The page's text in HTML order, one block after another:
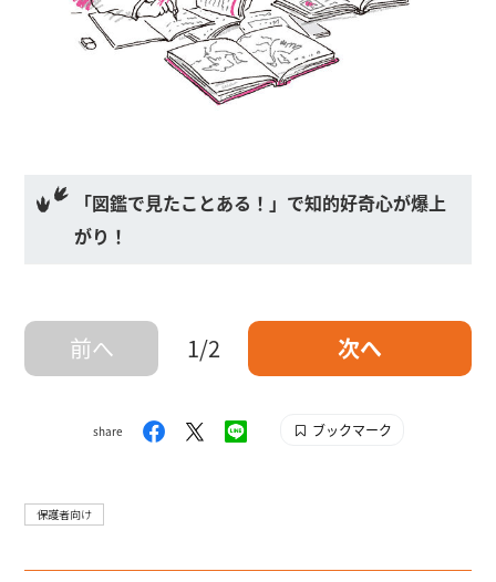
「図鑑で見たことある！」で知的好奇心が爆上
がり！
前へ 1/2 次へ
share ブックマーク
保護者向け